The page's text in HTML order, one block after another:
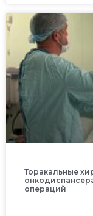
Торакальные
операций